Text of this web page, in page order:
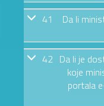
41
Da li
42 Da li je
koje
portala